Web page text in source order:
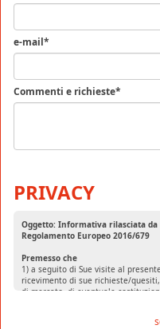
e-mail*
Commenti e richieste*
PRIVACY
Oggetto: Informativa rilasciata da
Regolamento Europeo 2016/679
Premesso che
1) a seguito di Sue visite al
ricevimento di sue richieste/
di mercato, di eventuale